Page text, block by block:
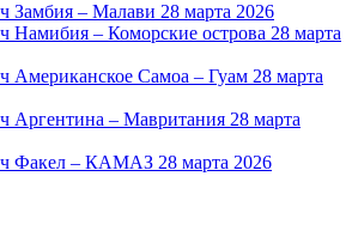
Замбия – Малави 28 марта 2026
Намибия – Коморские острова 28 марта
Американское Самоа – Гуам 28 марта
Аргентина – Мавритания 28 марта
Факел – КАМАЗ 28 марта 2026